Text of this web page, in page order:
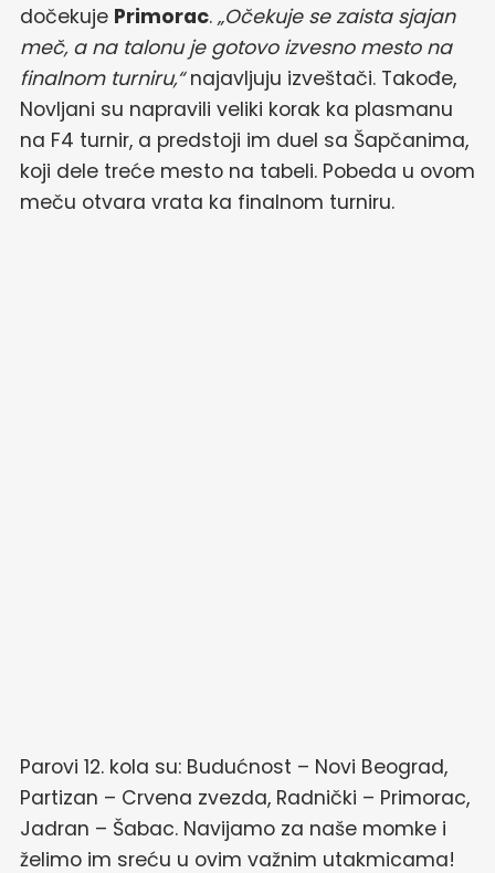
dočekuje Primorac. „Očekuje se zaista sjajan
meč, a na talonu je gotovo izvesno mesto na
finalnom turniru,“najavljuju izveštači. Takođe,
Novljani su napravili veliki korak ka plasmanu
na F4 turnir, a predstoji im duel sa Šapčanima,
koji dele treće mesto na tabeli. Pobeda u ovom
meču otvara vrata ka finalnom turniru.
Parovi 12. kola su: Budućnost – Novi Beograd,
Partizan – Crvena zvezda, Radnički – Primorac,
Jadran – Šabac. Navijamo za naše momke i
želimo im sreću u ovim važnim utakmicama!